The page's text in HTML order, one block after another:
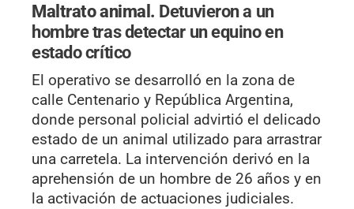
Maltrato animal. Detuvieron a un
hombre tras detectar un equino en
estado crítico
El operativo se desarrolló en la zona de
calle Centenario y República Argentina,
donde personal policial advirtió el delicado
estado de un animal utilizado para arrastrar
una carretela. La intervención derivó en la
aprehensión de un hombre de 26 años y en
la activación de actuaciones judiciales.